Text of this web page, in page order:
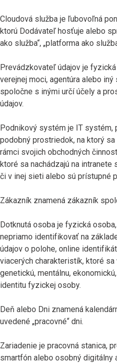
Cloudová služba je ľubovoľná
ktorú Dodávateľ hosťuje alebo
ako služba“, „platforma ako
Prevádzkovateľ údajov je
verejnej moci, agentúra alebo
spoločne s inými určí účely a
údajov.
Podnikový systém je IT systém,
podobný prostriedok, na ktorý
rámci svojich obchodných
ktoré sa nachádzajú na
či v inej sieti alebo sú prístupné
Zákazník znamená zákazník
Dotknutá osoba je fyzická
nepriamo identifikovať na
údajov o polohe, online
viacerých charakteristík, ktoré
genetickú, mentálnu,
identitu fyzickej osoby.
Deň alebo Dni znamená
uvedené „pracovné“ dni.
Zariadenie je pracovná stanica,
smartfón alebo osobný digitálny